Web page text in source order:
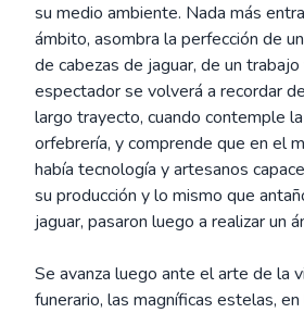
su medio ambiente. Nada más
ámbito, asombra la perfección de
de cabezas de jaguar, de un
espectador se volverá a recordar
largo trayecto, cuando contemple
orfebrería, y comprende que en el
había tecnología y artesanos
su producción y lo mismo que
jaguar, pasaron luego a realizar un
Se avanza luego ante el arte de la
funerario, las magníficas estelas,